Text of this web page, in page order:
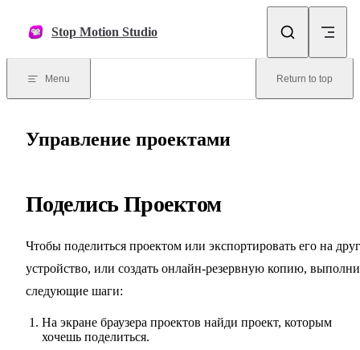
Stop Motion Studio
Menu Return to top
Управление проектами
Поделись Проектом
Чтобы поделиться проектом или экспортировать его на
устройство, или создать онлайн-резервную копию, выполни
следующие шаги:
На экране браузера проектов найди проект, которым
хочешь поделиться.